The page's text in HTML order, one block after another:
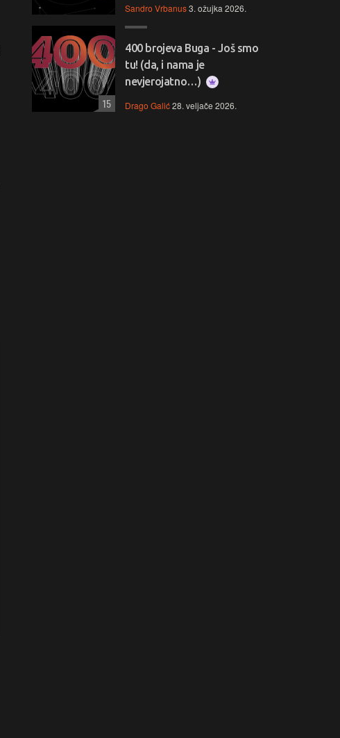
Sandro Vrbanus3. ožujka 2026.
400 brojeva Buga - Još smo
tu! (da, i nama je
nevjerojatno…)
Drago Galić28. veljače 2026.
15